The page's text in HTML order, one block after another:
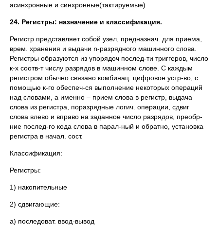
асинхронные и синхронные(тактируемые)
24. Регистры: назначение и классификация.
Регистр представляет собой узел, предназнач. для приема,
врем. хранения и выдачи n-разрядного машинного слова.
Регистры образуются из упорядоч послед-ти триггеров, число
к-х соотв-т числу разрядов в машинном слове. С каждым
регистром обычно связано комбинац. цифровое устр-во, с
помощью к-го обеспеч-ся выполнение некоторых операций
над словами, а именно – прием слова в регистр, выдача
слова из регистра, поразрядные логич. операции, сдвиг
слова влево и вправо на заданное число разрядов, преобр-
ние послед-го кода слова в парал-ный и обратно, установка
регистра в начал. сост.
Классификация:
Регистры:
1) накопительные
2) сдвигающие:
а) последоват. ввод-вывод